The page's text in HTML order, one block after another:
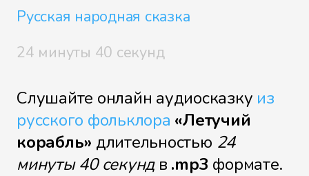
Русская народная сказка
24 минуты 40 секунд
Слушайте онлайн аудиосказку из
русского фольклора «Летучий
корабль» длительностью 24
минуты 40 секундв .mp3 формате.